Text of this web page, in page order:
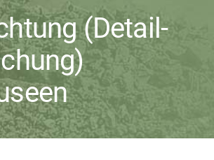
(Detail­